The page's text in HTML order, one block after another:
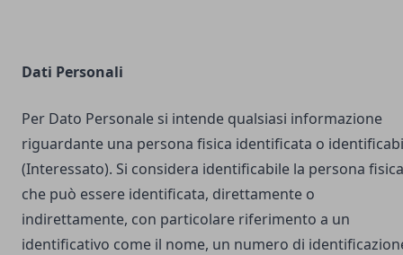
Dati Personali
Per Dato Personale si intende qualsiasi informazione
riguardante una persona fisica identificata o
(Interessato). Si considera identificabile la persona fisica
che può essere identificata, direttamente o
indirettamente, con particolare riferimento a un
identificativo come il nome, un numero di